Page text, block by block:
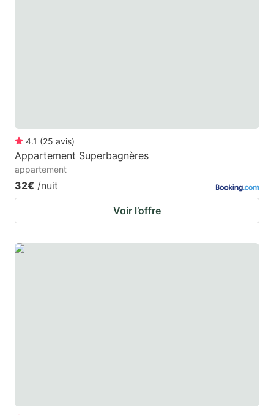
4.1 (25 avis)
Appartement Superbagnères
appartement
32€ /nuit
Voir l’offre